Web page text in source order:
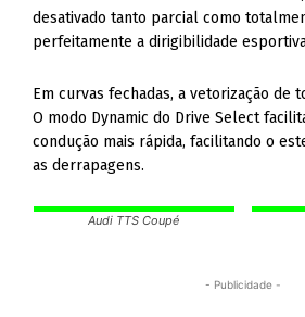
desativado tanto parcial como
perfeitamente a dirigibilidade
Em curvas fechadas, a vetorização de
O modo Dynamic do Drive Select
condução mais rápida, facilitando o
as derrapagens.
Audi TTS Coupé
- Publicidade -